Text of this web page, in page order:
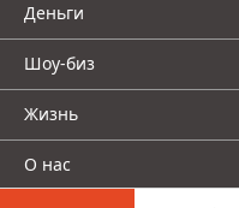
Деньги
Шоу-биз
Жизнь
О нас